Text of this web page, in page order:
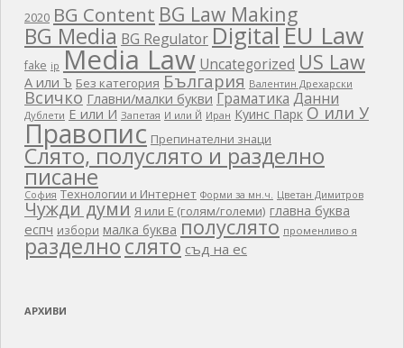
2020 BG Content BG Law Making
BG Media BG RegulatorDigitalEU Law
fake ip Media Law Uncategorized US Law
А или Ъ Без категория България Валентин Дрехарски
Всичко Главни/малки букви Граматика Данни
Дублети Е или И Запетая И или Й Иран Куинс Парк О или У
Правопис Препинателни знаци
Слято, полуслято и разделно
писане
София Технологии и Интернет Форми за мн.ч. Цветан Димитров
Чужди думи Я или Е (голям/големи) главна буква
еспч избори малка буква полуслято променливо я
разделнослято съд на ес
АРХИВИ